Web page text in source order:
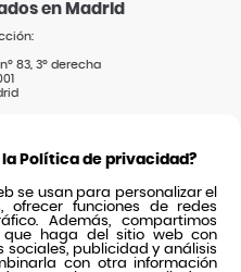
en Madrid
83, 3º derecha
Actualidad
Clientes
la Política de privacidad?
se usan para personalizar el
ofrecer funciones de redes
Además, compartimos
que haga del sitio web con
sociales, publicidad y análisis
con otra información